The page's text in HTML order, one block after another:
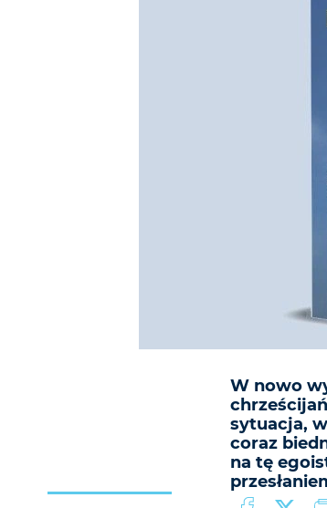
W nowo
sytuacja,
coraz
na tę